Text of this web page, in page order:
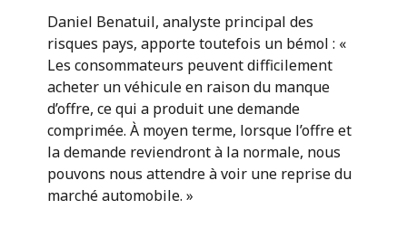
Daniel Benatuil, analyste principal des
risques pays, apporte toutefois un bémol : «
Les consommateurs peuvent difficilement
acheter un véhicule en raison du manque
d’offre, ce qui a produit une demande
comprimée. À moyen terme, lorsque l’offre et
la demande reviendront à la normale, nous
pouvons nous attendre à voir une reprise du
marché automobile. »